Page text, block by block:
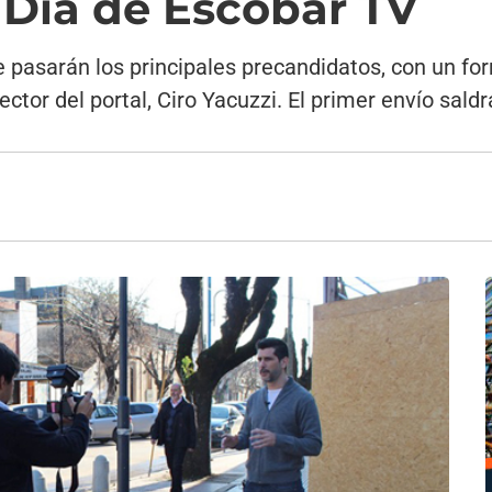
pasarán los principales precandidatos, con un
del portal, Ciro Yacuzzi. El primer envío